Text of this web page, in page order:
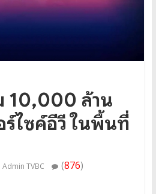
10,000 ล้าน
ไซค์อีวี ในพื้นที่
Admin TVBC (876)